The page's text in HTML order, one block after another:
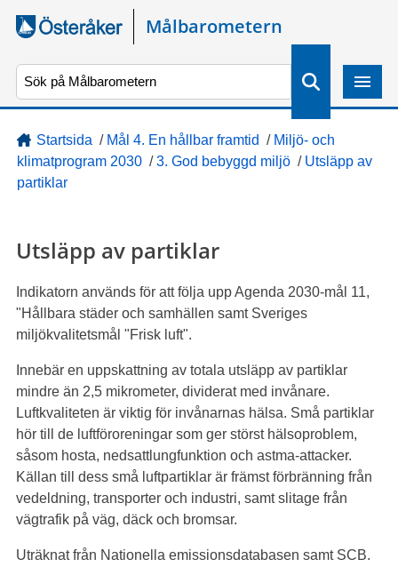
Gå direkt till sidans innehåll
Målbarometern
Startsida / Mål 4. En hållbar framtid / Miljö- och
klimatprogram 2030 /3. God bebyggd miljö / Utsläpp av
partiklar
Utsläpp av partiklar
Indikatorn används för att följa upp Agenda 2030-mål 11,
"Hållbara städer och samhällen samt Sveriges
miljökvalitetsmål "Frisk luft".
Innebär en uppskattning av totala utsläpp av partiklar
mindre än 2,5 mikrometer, dividerat med invånare.
Luftkvaliteten är viktig för invånarnas hälsa. Små partiklar
hör till de luftföroreningar som ger störst hälsoproblem,
såsom hosta, nedsattlungfunktion och astma-attacker.
Källan till dess små luftpartiklar är främst förbränning från
vedeldning, transporter och industri, samt slitage från
vägtrafik på väg, däck och bromsar.
Uträknat från Nationella emissionsdatabasen samt SCB.